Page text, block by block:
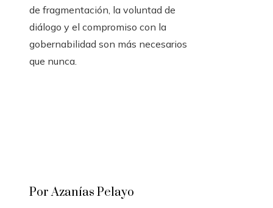
de fragmentación, la voluntad de
diálogo y el compromiso con la
gobernabilidad son más necesarios
que nunca.
Por Azanías Pelayo